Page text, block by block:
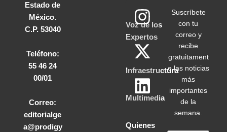
Estado de
México.
C.P. 53040
Teléfono:
55 46 24
00/01
Correo:
editorialge
a@prodigy
Voz de los
Expertos
Infraestructura
Multimedia
Quienes
Suscríbete
con tu
correo y
recibe
gratuitament
e las noticias
más
importantes
de la
semana.